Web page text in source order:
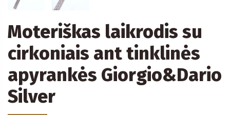
Moteriškas laikrodis su
cirkoniais ant tinklinės
apyrankės Giorgio&Dario
Silver